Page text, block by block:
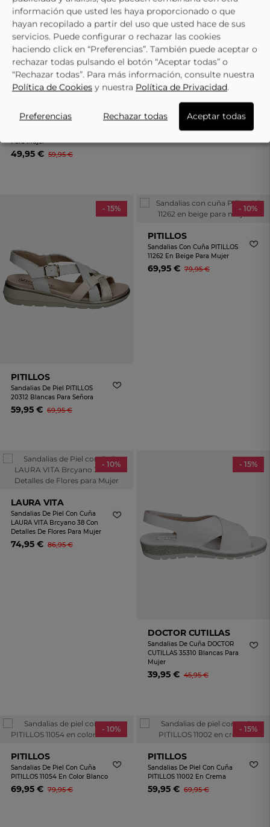
IMAC
Para Mujer
49,95 € 59,95 €
39,95 € 45,95 €
- 15%
PITILLOS
Sandalias De Piel PITILLOS
20312 Blancas Para Señora
59,95 € 69,95 €
- 10%
PITILLOS
Sandalias Con Cuña PITILLOS
11262 En Beige Para Mujer
69,95 € 79,95 €
- 10%
LAURA VITA
Sandalias De Piel Con Cuña
LAURA VITA Brcyano 38 Con
Detalles De Flores Para Mujer
74,95 € 86,95 €
- 15%
DOCTOR CUTILLAS
Sandalias De Cuña DOCTOR
CUTILLAS 35310 Blancas Para
Mujer
39,95 € 45,95 €
- 10%
PITILLOS
Sandalias De Piel Con Cuña
PITILLOS 11054 En Color Blanco
69,95 € 79,95 €
- 15%
PITILLOS
Sandalias De Piel Con Cuña
PITILLOS 11002 En Crema
59,95 € 69,95 €
información que usted les haya proporcionado o que
hayan recopilado a partir del uso que usted hace de sus
servicios. Puede configurar o rechazar las cookies
haciendo click en “Preferencias”. También puede aceptar o
rechazar todas pulsando el botón “Aceptar todas” o
“Rechazar todas”. Para más información, consulte nuestra
Política de Cookies y nuestra Política de Privacidad.
Preferencias Rechazar todas Aceptar todas